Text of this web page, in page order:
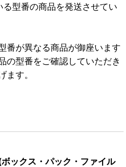
型番の商品を発送させてい
番が異なる商品が御座います
の型番をご確認していただき
ます。
ボックス・パック・ファイル